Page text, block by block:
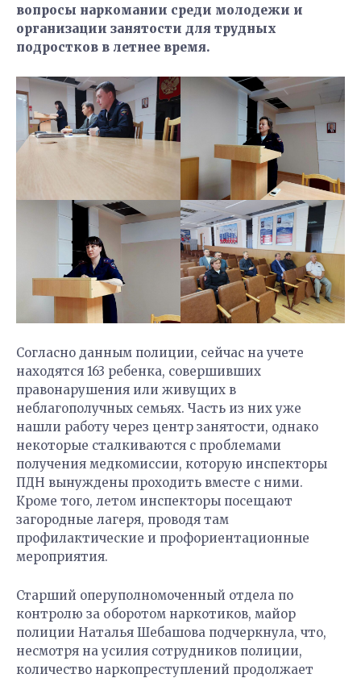
вопросы наркомании среди молодежи и
организации занятости для трудных
подростков в летнее время.
Согласно данным полиции, сейчас на учете
находятся 163 ребенка, совершивших
правонарушения или живущих в
неблагополучных семьях. Часть из них уже
нашли работу через центр занятости, однако
некоторые сталкиваются с проблемами
получения медкомиссии, которую инспекторы
ПДН вынуждены проходить вместе с ними.
Кроме того, летом инспекторы посещают
загородные лагеря, проводя там
профилактические и профориентационные
мероприятия.
Старший оперуполномоченный отдела по
контролю за оборотом наркотиков, майор
полиции Наталья Шебашова подчеркнула, что,
несмотря на усилия сотрудников полиции,
количество наркопреступлений продолжает